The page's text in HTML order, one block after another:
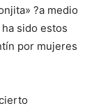
?a medio
sido estos
por mujeres